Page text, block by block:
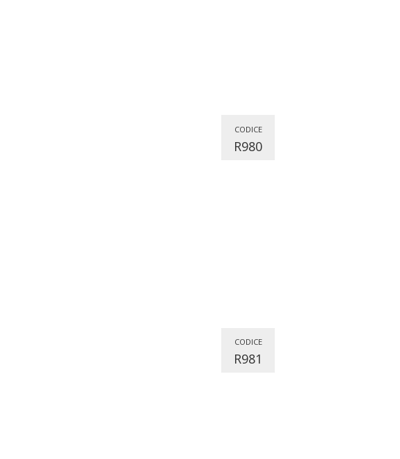
CODICE
R980
CODICE
R981